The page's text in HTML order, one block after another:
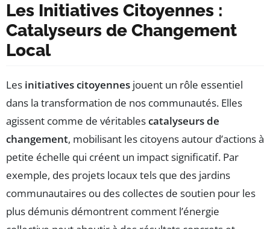
Les Initiatives Citoyennes :
Catalyseurs de Changement
Local
Les initiatives citoyennes jouent un rôle essentiel
dans la transformation de nos communautés. Elles
agissent comme de véritablescatalyseurs de
changement, mobilisant les citoyens autour d’actions à
petite échelle qui créent un impact significatif. Par
exemple, des projets locaux tels que des jardins
communautaires ou des collectes de soutien pour les
plus démunis démontrent comment l’énergie